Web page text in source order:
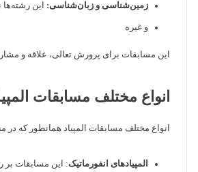
زمین‌شناسی و زبان‌شناسی: این
و غیره
این مسابقات برای پرورش تعالی، علاقه و
انواع مختلف مسابقات
انواع مختلف مسابقات المپیاد همانطور که در
المپیادهای انفورماتیک: این مسابقات بر